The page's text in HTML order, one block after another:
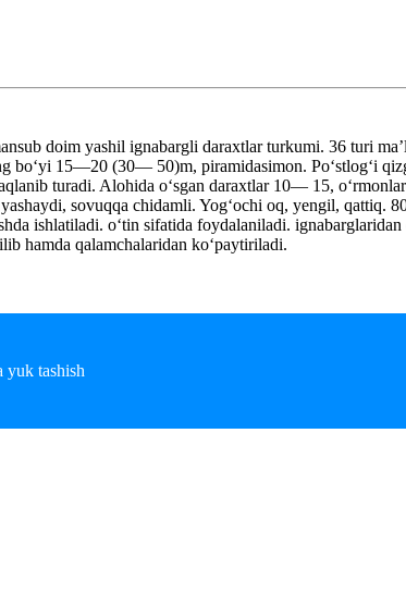
doim yashil ignabargli daraxtlar turkumi. 36 turi
boʻyi 15—20 (30— 50)m, piramidasimon. Poʻstlogʻi
turadi. Alohida oʻsgan daraxtlar 10— 15,
sovuqqa chidamli. Yogʻochi oq, yengil,
ishlatiladi. oʻtin sifatida foydalaniladi.
hamda qalamchalaridan koʻpaytiriladi.
yuk tashish